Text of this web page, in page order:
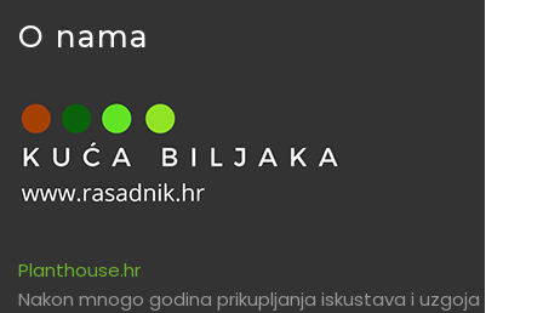
O nama
Planthouse.hr
Nakon mnogo godina prikupljanja iskustava i uzgoja